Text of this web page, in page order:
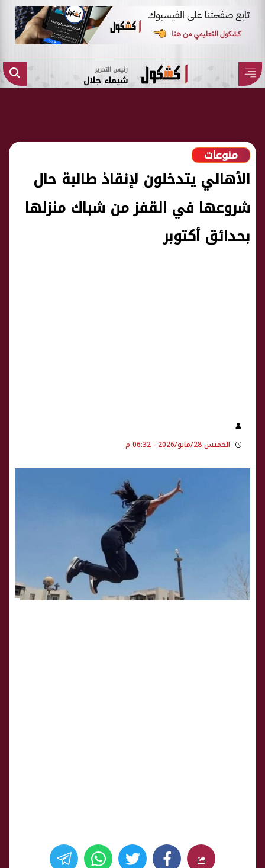
رئيس التحرير
شيماء جلال
منوعات
الأهالي يتدخلون لإنقاذ طالبة حال
شروعها في القفز من شباك منزلها
بحدائق أكتوبر
الخميس 28/مايو/2026 - 06:32 م